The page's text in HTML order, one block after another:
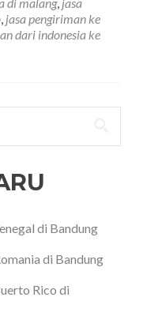
, jasa pengiriman ke
dari indonesia ke
di Bandung
di Bandung
Rico di